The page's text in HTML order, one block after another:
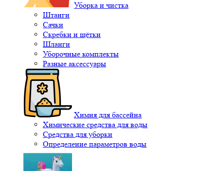
Уборка и чистка
Штанги
Сачки
Скребки и щётки
Шланги
Уборочные комплекты
Разные аксессуары
Химия для бассейна
Химические средства для воды
Средства для уборки
Определение параметров воды